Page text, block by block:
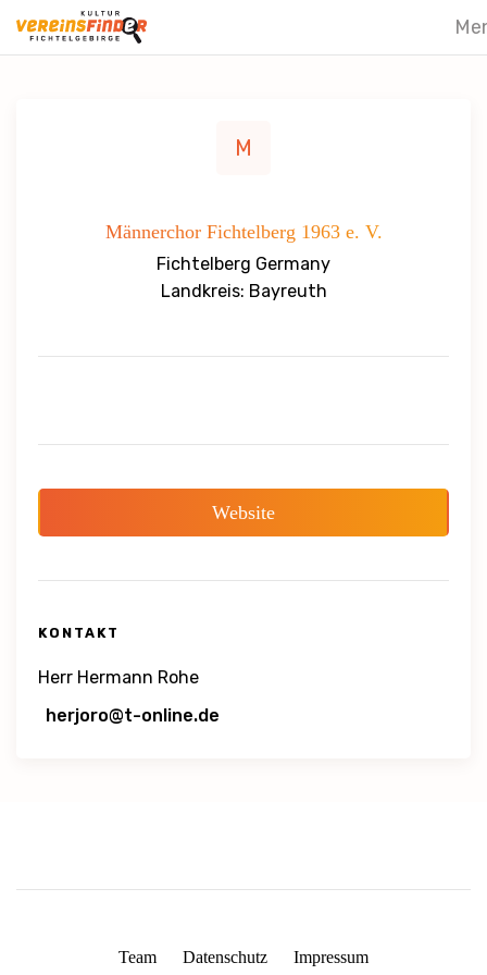
M
Männerchor Fichtelberg 1963 e. V.
Fichtelberg Germany
Landkreis: Bayreuth
Website
KONTAKT
Herr Hermann Rohe
Team Datenschutz Impressum